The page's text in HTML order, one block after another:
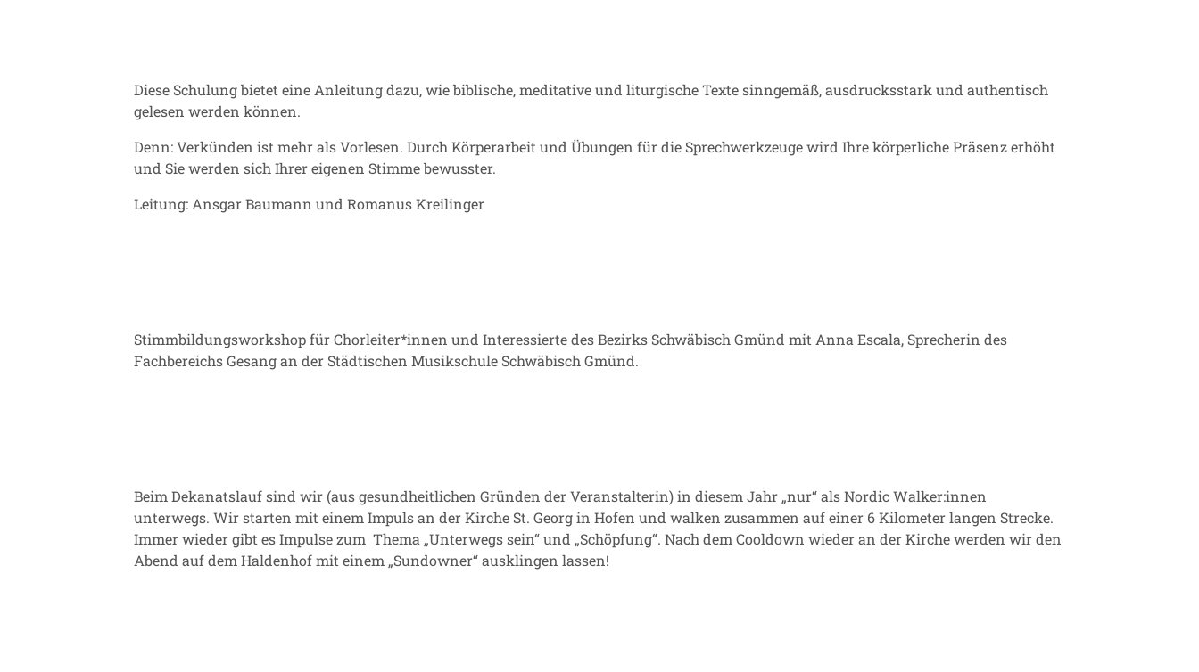
Diese Schulung bietet eine Anleitung dazu, wie biblische, meditative und liturgische Texte sinngemäß, ausdrucksstark und authentisch
gelesen werden können.
Denn: Verkünden ist mehr als Vorlesen. Durch Körperarbeit und Übungen für die Sprechwerkzeuge wird Ihre körperliche Präsenz erhöht
und Sie werden sich Ihrer eigenen Stimme bewusster.
Leitung: Ansgar Baumann und Romanus Kreilinger
Stimmbildungsworkshop für Chorleiter*innen und Interessierte des Bezirks Schwäbisch Gmünd mit Anna Escala, Sprecherin des
Fachbereichs Gesang an der Städtischen Musikschule Schwäbisch Gmünd.
Beim Dekanatslauf sind wir (aus gesundheitlichen Gründen der Veranstalterin) in diesem Jahr „nur“ als Nordic Walker:innen
unterwegs. Wir starten mit einem Impuls an der Kirche St. Georg in Hofen und walken zusammen auf einer 6 Kilometer langen Strecke.
Immer wieder gibt es Impulse zum Thema „Unterwegs sein“ und „Schöpfung“. Nach dem Cooldown wieder an der Kirche werden wir den
Abend auf dem Haldenhof mit einem „Sundowner“ ausklingen lassen!